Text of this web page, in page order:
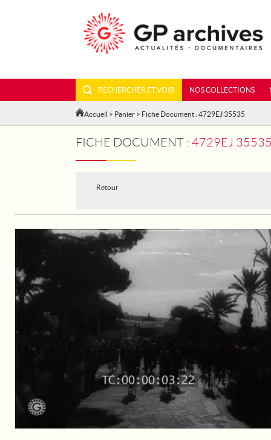
RECHERCHER ET VOIR NOS COLLECTIONS
Accueil > Panier > Fiche Document : 4729EJ 35535
FICHE DOCUMENT : 4729EJ 35535 - TOUR
Retour